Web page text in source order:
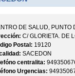
DE SALUD, PUNTO
C/ GLORIETA. DE
Postal: 19120
SACEDON
centralita:
Urgencias: